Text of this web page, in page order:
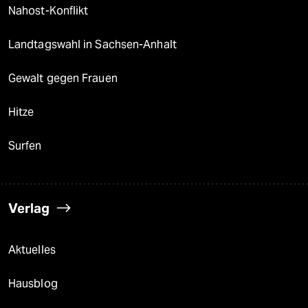
Nahost-Konflikt
Landtagswahl in Sachsen-Anhalt
Gewalt gegen Frauen
Hitze
Surfen
Verlag
Aktuelles
Hausblog